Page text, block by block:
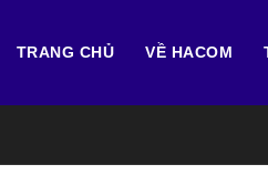
TRANG CHỦ VỀ HACOM